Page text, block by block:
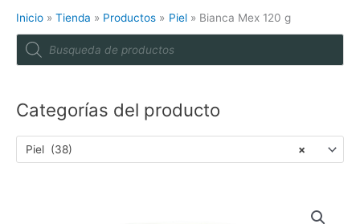
Inicio Tienda Productos Piel
Bianca Mex 120 g
P
d
s
c
Categorías del producto
×
Piel (38)